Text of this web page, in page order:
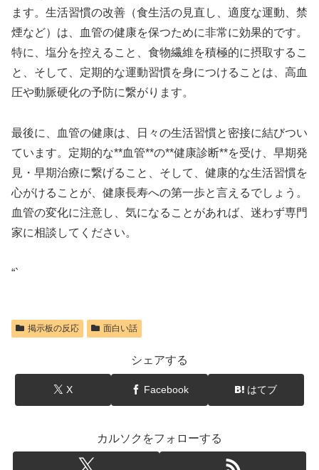
ます。生活習慣の改善（食生活の見直し、適度な運動、禁
煙など）は、血管の健康を保つために非常に効果的です。
特に、塩分を控えること、食物繊維を積極的に摂取するこ
と、そして、定期的な運動習慣を身につけることは、高血
圧や動脈硬化の予防に繋がります。
最後に、血管の健康は、日々の生活習慣と密接に結びつい
ています。定期的な**血管**の**健康診断**を受け、早期発
見・早期治療に繋げること、そして、健康的な生活習慣を
心がけることが、健康長寿への第一歩と言えるでしょう。
血管の変化に注意し、気になることがあれば、迷わず専門
家に相談してください。
“`
掲示板の反応 面白い話
シェアする
X Facebook はてブ
カルソクをフォローする